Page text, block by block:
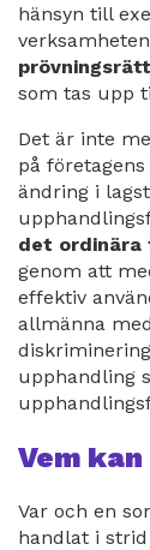
hänsyn till
prövningsrätt
som tas upp
Det är inte
på
ändring i
det ordinära
genom att
effektiv
allmänna
upphandling
Vem
Var och en
handlat i